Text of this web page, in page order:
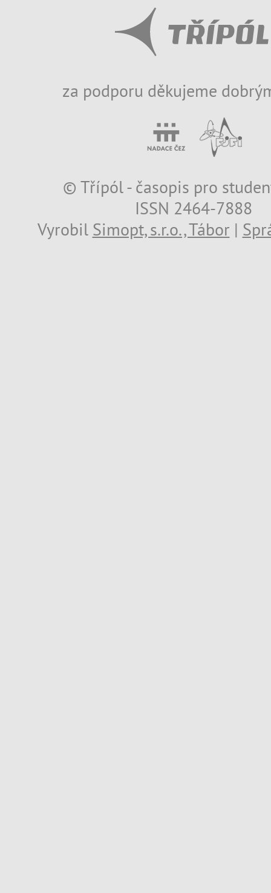
za podporu děkujeme
© Třípól - časopis pro
ISSN 2464-7888
Vyrobil Simopt, s.r.o., Tábor |